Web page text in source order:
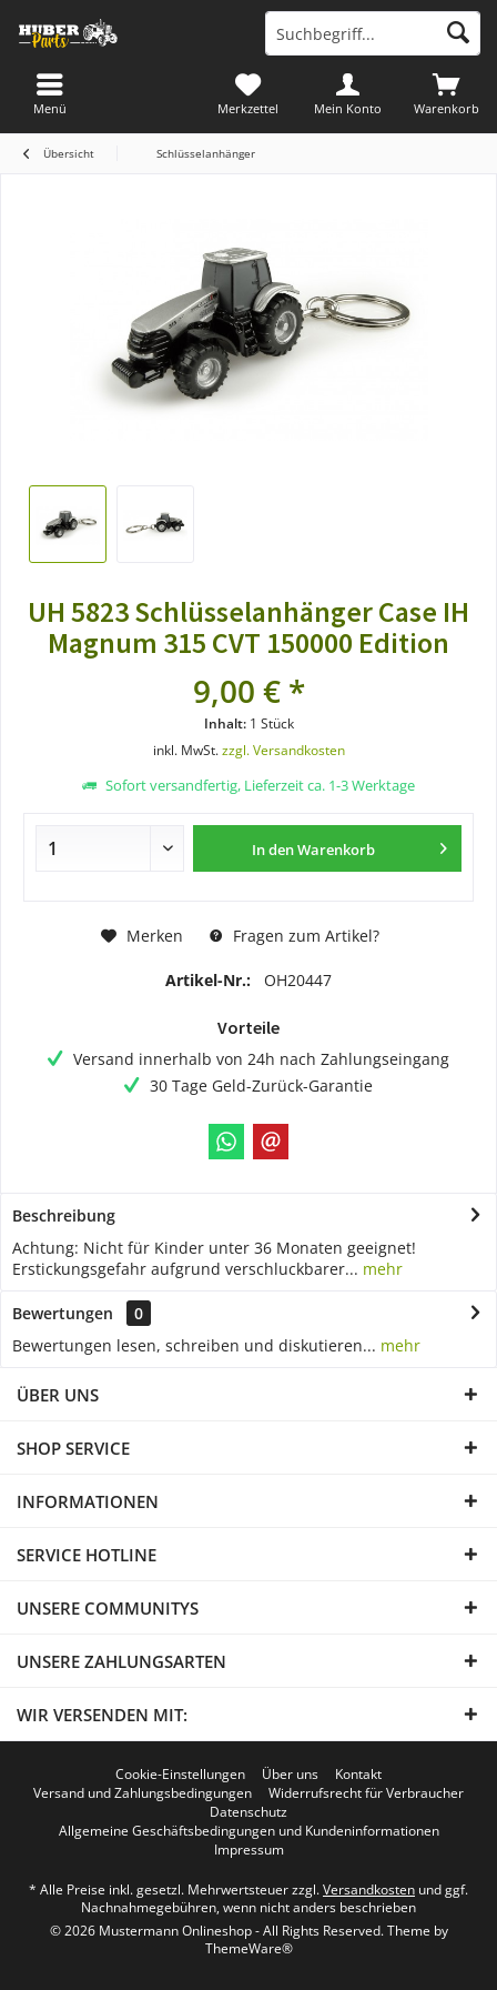
Warenkorb
Merkzettel Mein Konto
Menü
Übersicht Schlüsselanhänger
UH 5823 Schlüsselanhänger Case IH
Magnum 315 CVT 150000 Edition
9,00 € *
Inhalt: 1 Stück
inkl. MwSt.zzgl. Versandkosten
Sofort versandfertig, Lieferzeit ca. 1-3 Werktage
In denWarenkorb
Merken Fragen zum Artikel?
Artikel-Nr.: OH20447
Vorteile
Versand innerhalb von 24h nach Zahlungseingang
30 Tage Geld-Zurück-Garantie
Beschreibung
Achtung: Nicht für Kinder unter 36 Monaten geeignet!
Erstickungsgefahr aufgrund verschluckbarer... mehr
Bewertungen
0
Bewertungen lesen, schreiben und diskutieren... mehr
ÜBER UNS
SHOP SERVICE
INFORMATIONEN
SERVICE HOTLINE
UNSERE COMMUNITYS
UNSERE ZAHLUNGSARTEN
WIR VERSENDEN MIT:
Cookie-Einstellungen Über uns
Kontakt
Versand und Zahlungsbedingungen
Widerrufsrecht für Verbraucher
Datenschutz
Allgemeine Geschäftsbedingungen und Kundeninformationen
Impressum
* Alle Preise inkl. gesetzl. Mehrwertsteuer zzgl.Versandkosten und ggf.
Nachnahmegebühren, wenn nicht anders beschrieben
© 2026 Mustermann Onlineshop - All Rights Reserved. Theme by
ThemeWare®